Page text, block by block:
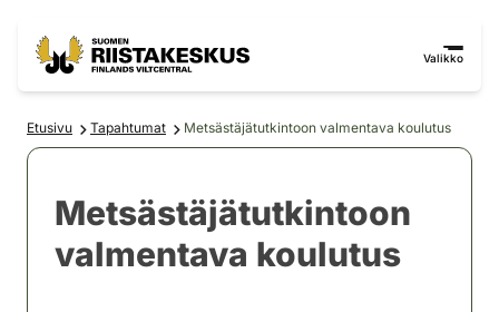
Valikko
Etusivu Tapahtumat Metsästäjätutkintoon valmentava koulutus
Metsästäjätutkintoon
valmentava koulutus